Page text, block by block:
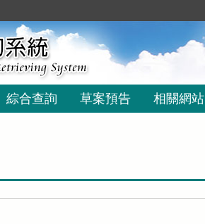
綜合查詢 草案預告 相關網站